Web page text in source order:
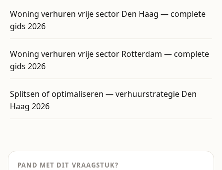
Woning verhuren vrije sector Den Haag — complete
gids 2026
Woning verhuren vrije sector Rotterdam — complete
gids 2026
Splitsen of optimaliseren — verhuurstrategie Den
Haag 2026
PAND MET DIT VRAAGSTUK?